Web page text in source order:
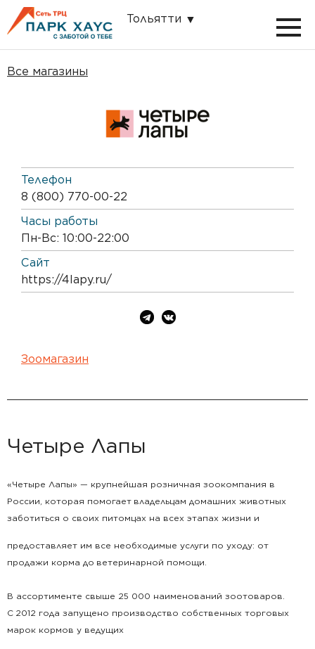
Тольятти
Все магазины
Телефон
8 (800) 770-00-22
Часы работы
Пн-Вс: 10:00-22:00
Сайт
https://4lapy.ru/
Зоомагазин
Четыре Лапы
«Четыре Лапы» — крупнейшая розничная зоокомпания в
России, которая помогает владельцам домашних животных
заботиться о своих питомцах на всех этапах жизни и
предоставляет им все необходимые услуги по уходу: от
продажи корма до ветеринарной помощи.
В ассортименте свыше 25 000 наименований зоотоваров.
С 2012 года запущено производство собственных торговых
марок кормов у ведущих